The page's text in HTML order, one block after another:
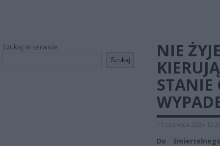
Szukaj w serwisie
Szukaj
NIE
STANIE
11 czerwca 2024
Do